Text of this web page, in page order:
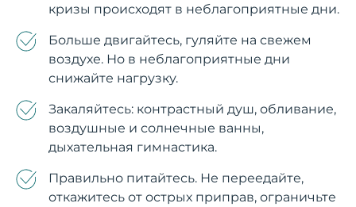
кризы происходят в неблагоприятные дни.
Больше двигайтесь, гуляйте на свежем
воздухе. Но в неблагоприятные дни
снижайте нагрузку.
Закаляйтесь: контрастный душ, обливание,
воздушные и солнечные ванны,
дыхательная гимнастика.
Правильно питайтесь. Не переедайте,
откажитесь от острых приправ, ограничьте